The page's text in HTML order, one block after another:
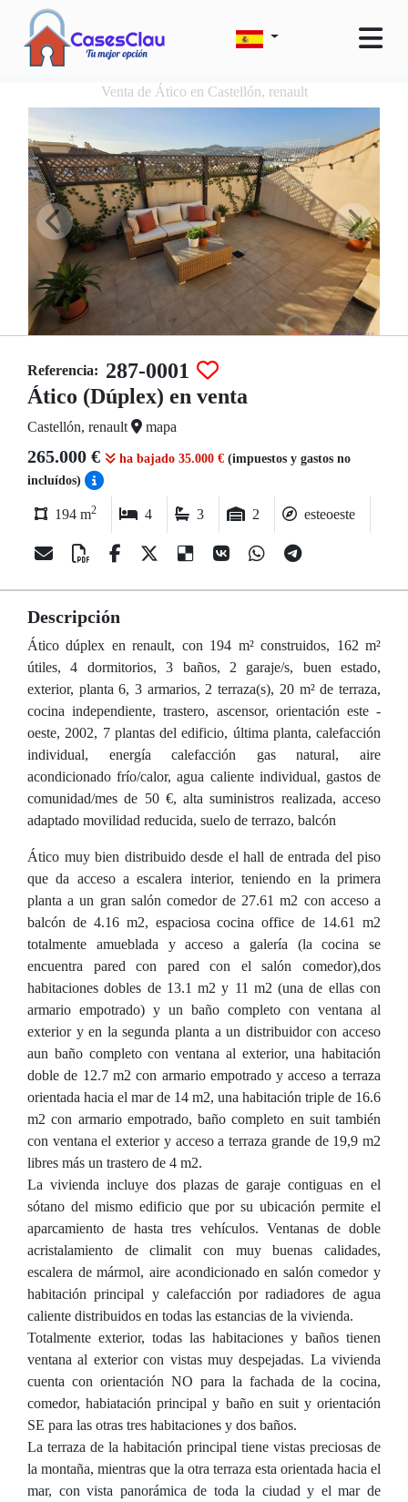
Venta de Ático en Castellón, renault
Referencia: 287-0001
Ático (Dúplex) en venta
Castellón, renault mapa
265.000 € ha bajado 35.000 € (impuestos y gastos no
incluídos)
194 m2 4 3 2 esteoeste
Descripción
Ático dúplex en renault, con 194 m² construidos, 162 m²
útiles, 4 dormitorios, 3 baños, 2 garaje/s, buen estado,
exterior, planta 6, 3 armarios, 2 terraza(s), 20 m² de terraza,
cocina independiente, trastero, ascensor, orientación este -
oeste, 2002, 7 plantas del edificio, última planta, calefacción
individual, energía calefacción gas natural, aire
acondicionado frío/calor, agua caliente individual, gastos de
comunidad/mes de 50 €, alta suministros realizada, acceso
adaptado movilidad reducida, suelo de terrazo, balcón
Ático muy bien distribuido desde el hall de entrada del piso
que da acceso a escalera interior, teniendo en la primera
planta a un gran salón comedor de 27.61 m2 con acceso a
balcón de 4.16 m2, espaciosa cocina office de 14.61 m2
totalmente amueblada y acceso a galería (la cocina se
encuentra pared con pared con el salón comedor),dos
habitaciones dobles de 13.1 m2 y 11 m2 (una de ellas con
armario empotrado) y un baño completo con ventana al
exterior y en la segunda planta a un distribuidor con acceso
aun baño completo con ventana al exterior, una habitación
doble de 12.7 m2 con armario empotrado y acceso a terraza
orientada hacia el mar de 14 m2, una habitación triple de 16.6
m2 con armario empotrado, baño completo en suit también
con ventana el exterior y acceso a terraza grande de 19,9 m2
libres más un trastero de 4 m2.
La vivienda incluye dos plazas de garaje contiguas en el
sótano del mismo edificio que por su ubicación permite el
aparcamiento de hasta tres vehículos. Ventanas de doble
acristalamiento de climalit con muy buenas calidades,
escalera de mármol, aire acondicionado en salón comedor y
habitación principal y calefacción por radiadores de agua
caliente distribuidos en todas las estancias de la vivienda.
Totalmente exterior, todas las habitaciones y baños tienen
ventana al exterior con vistas muy despejadas. La vivienda
cuenta con orientación NO para la fachada de la cocina,
comedor, habiatación principal y baño en suit y orientación
SE para las otras tres habitaciones y dos baños.
La terraza de la habitación principal tiene vistas preciosas de
la montaña, mientras que la otra terraza esta orientada hacia el
mar, con vista panorámica de toda la ciudad y el mar de